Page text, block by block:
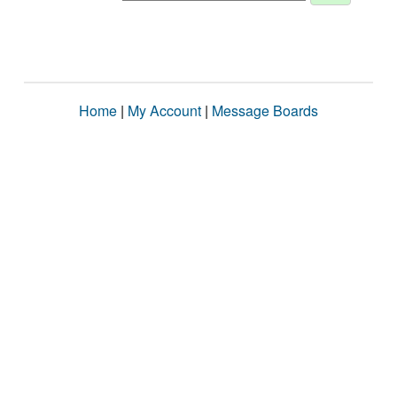
Home | My Account | Message Boards